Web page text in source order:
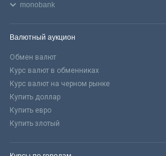
monobank
Валютный аукцион
Обмен валют
Курс валют в обменниках
Курс валют на черном рынке
Купить доллар
Купить евро
Купить злотый